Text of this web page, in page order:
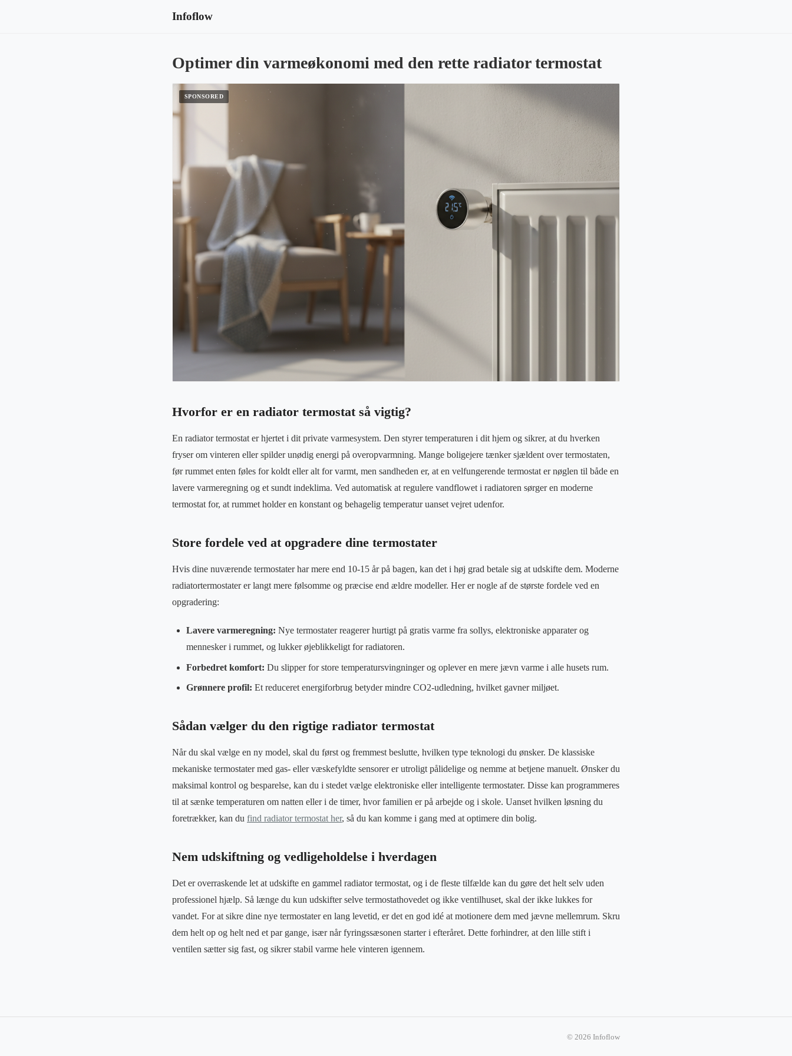
Infoflow
Optimer din varmeøkonomi med den rette radiator termostat
Hvorfor er en radiator termostat så vigtig?
En radiator termostat er hjertet i dit private varmesystem. Den styrer temperaturen i dit hjem og sikrer, at du hverken
fryser om vinteren eller spilder unødig energi på overopvarmning. Mange boligejere tænker sjældent over termostaten,
før rummet enten føles for koldt eller alt for varmt, men sandheden er, at en velfungerende termostat er nøglen til både en
lavere varmeregning og et sundt indeklima. Ved automatisk at regulere vandflowet i radiatoren sørger en moderne
termostat for, at rummet holder en konstant og behagelig temperatur uanset vejret udenfor.
Store fordele ved at opgradere dine termostater
Hvis dine nuværende termostater har mere end 10-15 år på bagen, kan det i høj grad betale sig at udskifte dem. Moderne
radiatortermostater er langt mere følsomme og præcise end ældre modeller. Her er nogle af de største fordele ved en
opgradering:
Lavere varmeregning: Nye termostater reagerer hurtigt på gratis varme fra sollys, elektroniske apparater og
mennesker i rummet, og lukker øjeblikkeligt for radiatoren.
Forbedret komfort: Du slipper for store temperatursvingninger og oplever en mere jævn varme i alle husets rum.
Grønnere profil: Et reduceret energiforbrug betyder mindre CO2-udledning, hvilket gavner miljøet.
Sådan vælger du den rigtige radiator termostat
Når du skal vælge en ny model, skal du først og fremmest beslutte, hvilken type teknologi du ønsker. De klassiske
mekaniske termostater med gas- eller væskefyldte sensorer er utroligt pålidelige og nemme at betjene manuelt. Ønsker du
maksimal kontrol og besparelse, kan du i stedet vælge elektroniske eller intelligente termostater. Disse kan programmeres
til at sænke temperaturen om natten eller i de timer, hvor familien er på arbejde og i skole. Uanset hvilken løsning du
foretrækker, kan du find radiator termostat her, så du kan komme i gang med at optimere din bolig.
Nem udskiftning og vedligeholdelse i hverdagen
Det er overraskende let at udskifte en gammel radiator termostat, og i de fleste tilfælde kan du gøre det helt selv uden
professionel hjælp. Så længe du kun udskifter selve termostathovedet og ikke ventilhuset, skal der ikke lukkes for
vandet. For at sikre dine nye termostater en lang levetid, er det en god idé at motionere dem med jævne mellemrum. Skru
dem helt op og helt ned et par gange, især når fyringssæsonen starter i efteråret. Dette forhindrer, at den lille stift i
ventilen sætter sig fast, og sikrer stabil varme hele vinteren igennem.
© 2026 Infoflow